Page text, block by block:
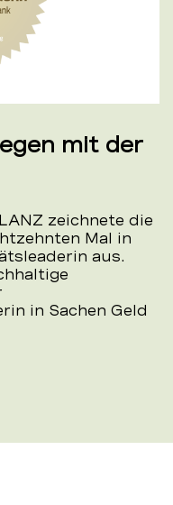
mit der
zeichnete die
Mal in
aus.
in Sachen Geld